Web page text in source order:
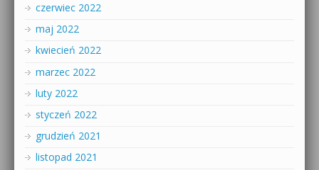
czerwiec 2022
maj 2022
kwiecień 2022
marzec 2022
luty 2022
styczeń 2022
grudzień 2021
listopad 2021